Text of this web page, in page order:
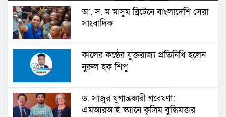
তামাবিল দিয়ে ১০ বাংলাদেশিকে ফেরত পাঠালো
ভারত
সিলেটে গত ২৪ ঘণ্টায় ৪ জনের ডেঙ্গু শনাক্ত
আ. স. ম মাসুম ব্রিটেনে বাংলাদেশি সেরা
সাংবাদিক
কালের কন্ঠের যুক্তরাজ্য প্রতিনিধি হলেন
নুরুল হক শিপু
ড. সাজুর যুগান্তকারী গবেষণা:
এমআরআই স্ক্যানে কৃত্রিম বুদ্ধিমত্তার